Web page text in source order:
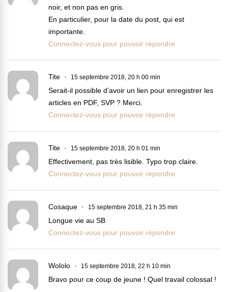
noir, et non pas en gris.
En particulier, pour la date du post, qui est
importante.
Connectez-vous pour pouvoir répondre
Tite 15 septembre 2018, 20 h 00 min
Serait-il possible d’avoir un lien pour enregistrer les
articles en PDF, SVP ? Merci.
Connectez-vous pour pouvoir répondre
Tite 15 septembre 2018, 20 h 01 min
Effectivement, pas très lisible. Typo trop claire.
Connectez-vous pour pouvoir répondre
Cosaque 15 septembre 2018, 21 h 35 min
Longue vie au SB
Connectez-vous pour pouvoir répondre
Wololo 15 septembre 2018, 22 h 10 min
Bravo pour ce coup de jeune ! Quel travail colossal !